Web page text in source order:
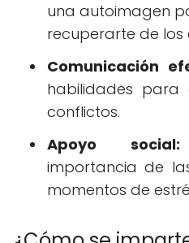
una autoimagen
recuperarte de los
Comunicación
habilidades para
conflictos.
Apoyo social:
importancia de
momentos de